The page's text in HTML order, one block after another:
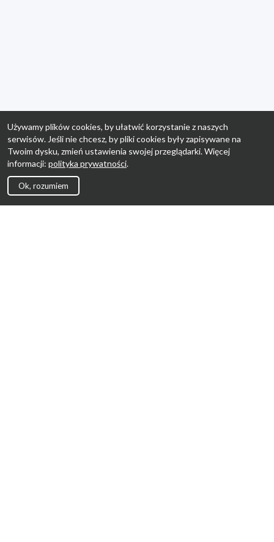
Używamy plików cookies, by ułatwić korzystanie z naszych
serwisów. Jeśli nie chcesz, by pliki cookies były zapisywane na
Twoim dysku, zmień ustawienia swojej przeglądarki. Więcej
informacji: polityka prywatności.
Ok, rozumiem